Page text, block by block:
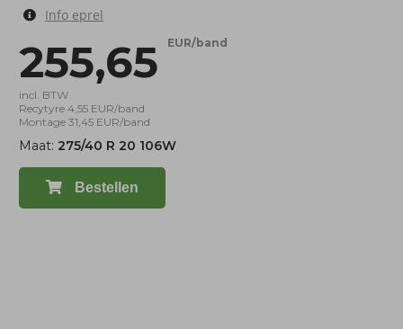
Info eprel
255,65 EUR/band
incl. BTW
Recytyre 4,55 EUR/band
Montage 31,45 EUR/band
Maat: 275/40 R 20 106W
Bestellen